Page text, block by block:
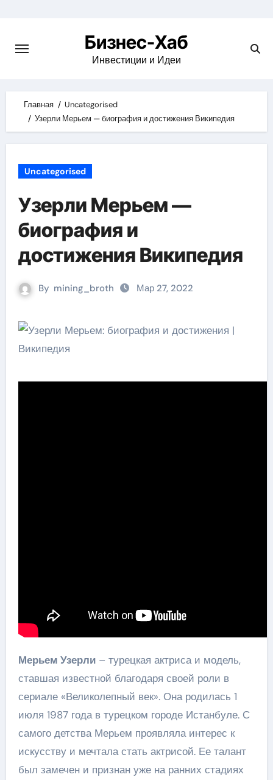
content
Бизнес-Хаб
Инвестиции и Идеи
Главная
Uncategorised
Узерли Мерьем — биография и достижения Википедия
Uncategorised
Узерли Мерьем —
биография и
достижения Википедия
By mining_broth Мар 27, 2022
Мерьем Узерли– турецкая актриса и модель,
ставшая известной благодаря своей роли в
сериале «Великолепный век». Она родилась 1
июля 1987 года в турецком городе Истанбуле. С
самого детства Мерьем проявляла интерес к
искусству и мечтала стать актрисой. Ее талант
был замечен и признан уже на ранних стадиях